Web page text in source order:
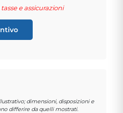
tasse e assicurazioni
dimensioni, disposizioni e
differire da quelli mostrati.